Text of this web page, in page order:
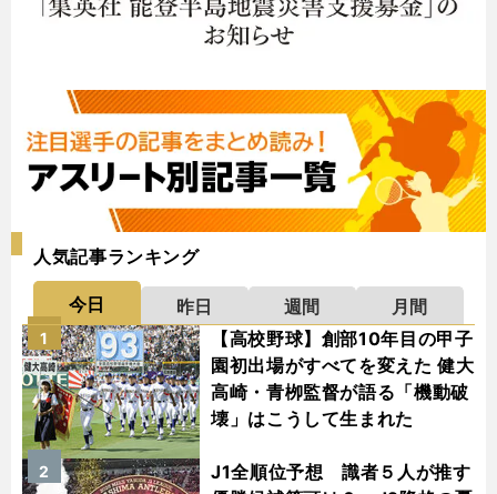
人気記事ランキング
今日 昨日 週間
月間
【高校野球】創部10年目の甲子
園初出場がすべてを変えた 健大
高崎・青栁監督が語る「機動破
壊」はこうして生まれた
1
J1全順位予想 識者５人が推す
2